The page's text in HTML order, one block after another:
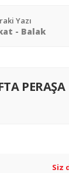
Yazı
- Balak
PERAŞA
Siz